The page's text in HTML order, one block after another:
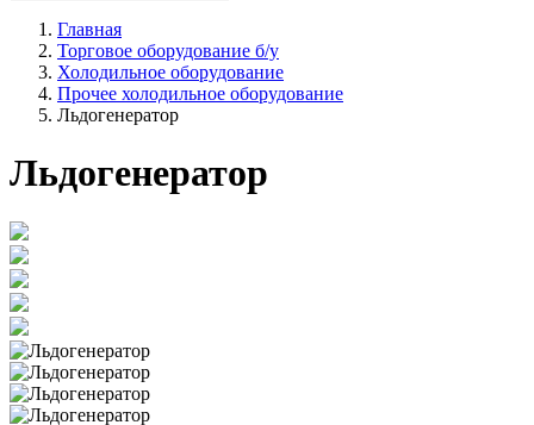
Главная
Торговое оборудование б/у
Холодильное оборудование
Прочее холодильное оборудование
Льдогенератор
Льдогенератор